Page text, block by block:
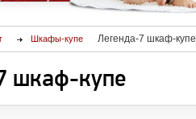
Шкафы-купе Легенда-7 шкаф-купе
шкаф-купе